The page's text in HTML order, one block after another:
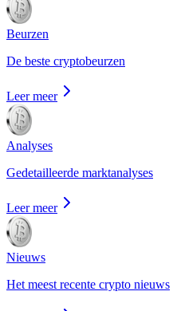
Beurzen
De beste cryptobeurzen
Leer meer
Analyses
Gedetailleerde marktanalyses
Leer meer
Nieuws
Het meest recente crypto nieuws